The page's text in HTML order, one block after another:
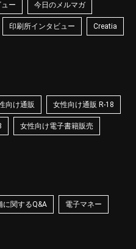
ー 今日のメルマガ
印刷所インタビュー Creatia
向け通販 女性向け通販 R-18
女性向け電子書籍販売
に関するQ&A 電子マネー